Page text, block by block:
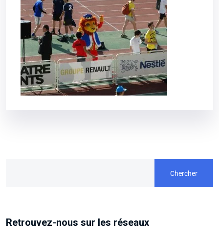
Chercher
Retrouvez-nous sur les réseaux